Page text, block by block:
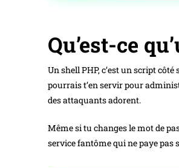
Qu’est-ce
Un shell PHP, c’est un script
pourrais t’en servir pour
des attaquants adorent.
Même si tu changes le mot de
service fantôme qui ne paye pas